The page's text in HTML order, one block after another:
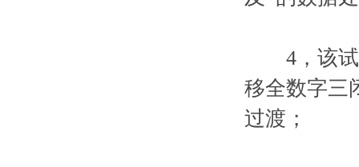
4，该试
移全数字三
过渡；